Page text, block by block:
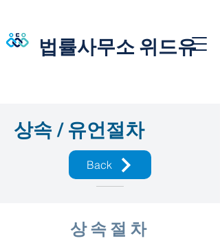
법률사무소 위드유
상속 / 유언절차
Back
상속절차